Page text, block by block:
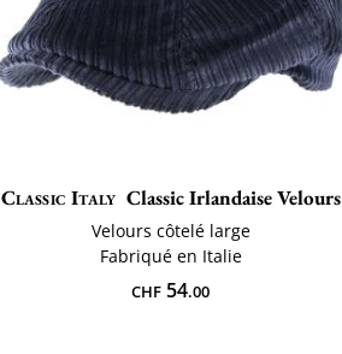
Classic Italy Classic Irlandaise Velours
Velours côtelé large
Fabriqué en Italie
CHF 54.00